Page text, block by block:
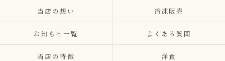
当店の想い 冷凍販売
お知らせ一覧 よくある質問
当店の特徴 洋食